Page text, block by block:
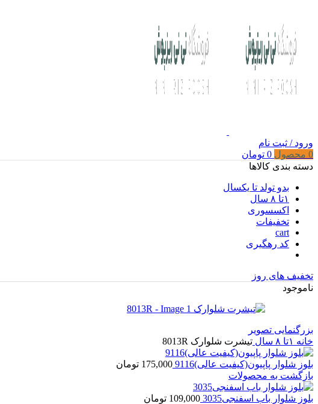
ورود / ثبت نام
0 محصول 0 تومان
دسته بندی کالاها
بدو تولد تا یکسال
۱تا ۸ سال
اکسسوری
تخفیفات
cart
کد رهگیری
تخفیف های روز
ناموجود
بزرگنمایی تصویر
خانه ۱تا ۸ سال تیشرت شلوارک 8013R
بلوز شلوار پاپیون(کیفیت عالی)9116 175,000 تومان
بازگشت به محصولات
بلوز شلوار باب اسفنجی3035 109,000 تومان